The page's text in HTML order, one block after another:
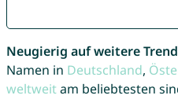
Neugierig auf weitere
Namen in Deutschland,
weltweitam beliebtesten